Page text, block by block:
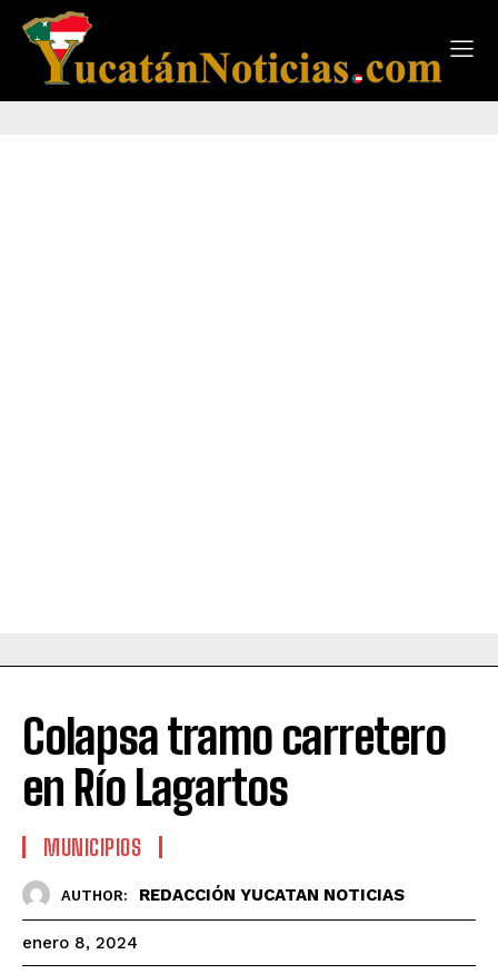
Colapsa tramo carretero
en Río Lagartos
MUNICIPIOS
AUTHOR: REDACCIÓN YUCATAN NOTICIAS
enero 8, 2024